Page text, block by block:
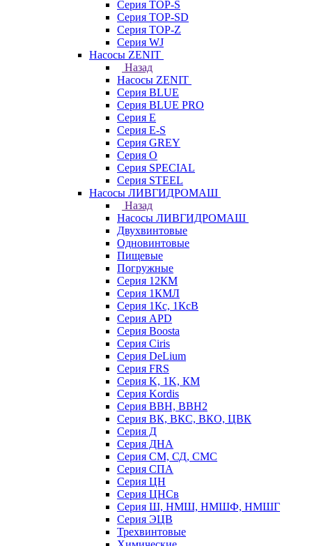
Серия TOP-S
Серия TOP-SD
Серия TOP-Z
Серия WJ
Насосы ZENIT
Назад
Насосы ZENIT
Серия BLUE
Серия BLUE PRO
Серия E
Серия E-S
Серия GREY
Серия O
Серия SPECIAL
Серия STEEL
Насосы ЛИВГИДРОМАШ
Назад
Насосы ЛИВГИДРОМАШ
Двухвинтовые
Одновинтовые
Пищевые
Погружные
Серия 12КМ
Серия 1КМЛ
Серия 1Кс, 1КсВ
Серия APD
Серия Boosta
Серия Ciris
Серия DeLium
Серия FRS
Серия K, 1K, КМ
Серия Kordis
Серия ВВН, ВВН2
Серия ВК, ВКС, ВКО, ЦВК
Серия Д
Серия ДНА
Серия СМ, СД, СМС
Серия СПА
Серия ЦН
Серия ЦНСв
Серия Ш, НМШ, НМШФ, НМШГ
Серия ЭЦВ
Трехвинтовые